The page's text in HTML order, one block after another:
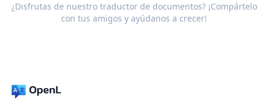
¿Disfrutas de nuestro traductor de documentos? ¡Compártelo
con tus amigos y ayúdanos a crecer!